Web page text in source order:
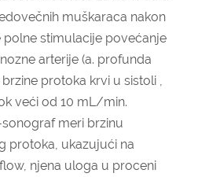
muškaraca nakon
polne stimulacije povećanje
arterije (a. profunda
protoka krvi u sistoli ,
veći od 10 mL/min.
meri brzinu
protoka, ukazujući na
njena uloga u proceni